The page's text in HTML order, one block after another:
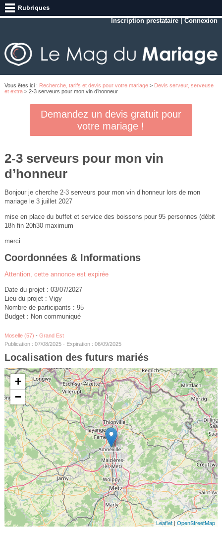
Inscription prestataire |Connexion
Vous êtes ici : Recherche, tarifs et devis pour votre mariage> Devis serveur, serveuse
et extra> 2-3 serveurs pour mon vin d’honneur
Demandez un devis gratuit pour
votre mariage !
2-3 serveurs pour mon vin
d’honneur
Bonjour je cherche 2-3 serveurs pour mon vin d’honneur lors de mon
mariage le 3 juillet 2027
mise en place du buffet et service des boissons pour 95 personnes (débit
18h fin 20h30 maximum
merci
Coordonnées & Informations
Attention, cette annonce est expirée
Date du projet : 03/07/2027
Lieu du projet : Vigy
Nombre de participants : 95
Budget : Non communiqué
Moselle (57) - Grand Est
Publication : 07/08/2025 - Expiration : 06/09/2025
Localisation des futurs mariés
+
−
Leaflet|OpenStreetMap